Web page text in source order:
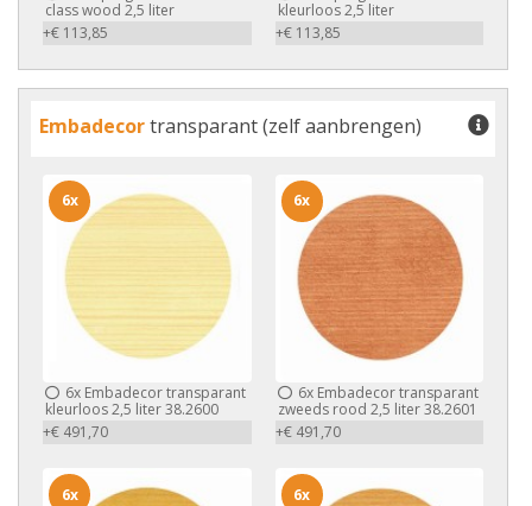
class wood 2,5 liter
+€ 113,85
kleurloos 2,5 liter
+€ 113,85
Embadecortransparant (zelf aanbrengen)
6x Embadecor transparant
kleurloos 2,5 liter 38.2600
+€ 491,70
6x
6xEmbadecor transparant
zweeds rood 2,5 liter 38.2601
+€ 491,70
6x
6x 6x